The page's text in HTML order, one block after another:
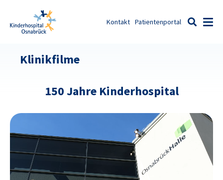
Kontakt Patientenportal
Suche
Klinikfilme
150 Jahre Kinderhospital